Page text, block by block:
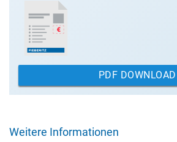
PDF DOWNLOAD
Weitere Informationen